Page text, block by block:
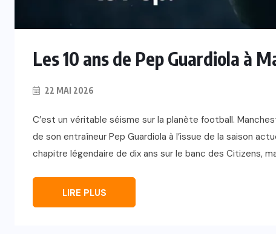
Les 10 ans de Pep Guardiola à
22 MAI 2026
C’est un véritable séisme sur la planète football.
de son entraîneur Pep Guardiola à l’issue de la saison
chapitre légendaire de dix ans sur le banc des Citizens,
LIRE PLUS